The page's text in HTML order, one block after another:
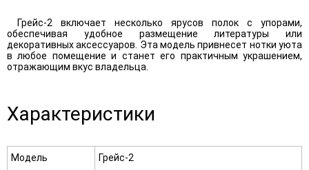
Грейс-2 включает несколько ярусов полок с упорами,
обеспечивая удобное размещение литературы или
декоративных аксессуаров. Эта модель привнесет нотки уюта
в любое помещение и станет его практичным украшением,
отражающим вкус владельца.
Характеристики
Модель Грейс-2